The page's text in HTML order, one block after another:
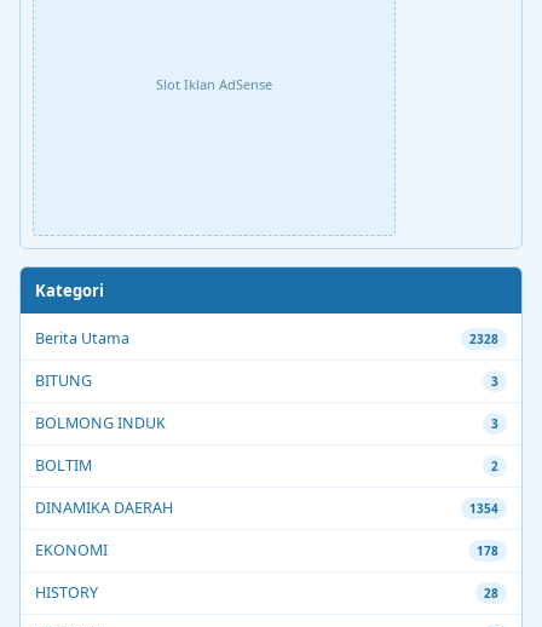
Slot Iklan AdSense
Kategori
Berita Utama 2328
BITUNG 3
BOLMONG INDUK 3
BOLTIM 2
DINAMIKA DAERAH 1354
EKONOMI 178
HISTORY 28